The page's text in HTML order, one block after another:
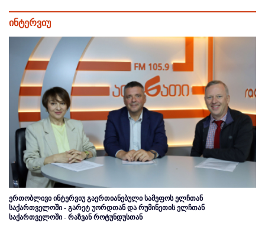
ინტერვიუ
ერთობლივი ინტერვიუ გაერთიანებული სამეფოს ელჩთან
საქართველოში - გარეტ უორდთან და რუმინეთის ელჩთან
საქართველოში - რაზვან როტუნდუსთან